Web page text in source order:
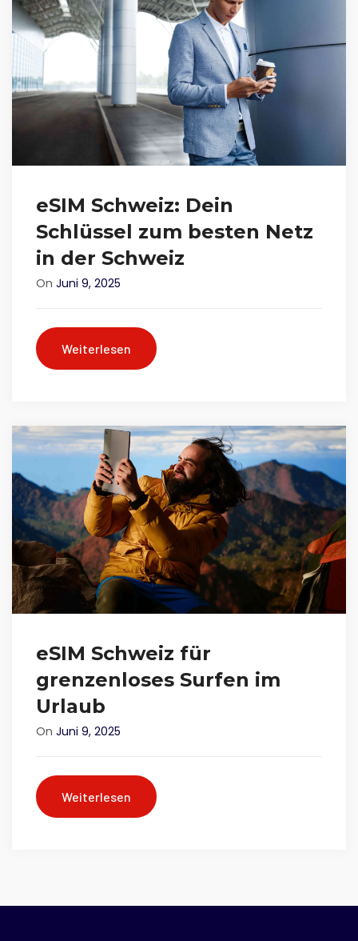
eSIM Schweiz: Dein
Schlüssel zum besten Netz
in der Schweiz
On Juni 9, 2025
Weiterlesen
eSIM Schweiz für
grenzenloses Surfen im
Urlaub
On Juni 9, 2025
Weiterlesen